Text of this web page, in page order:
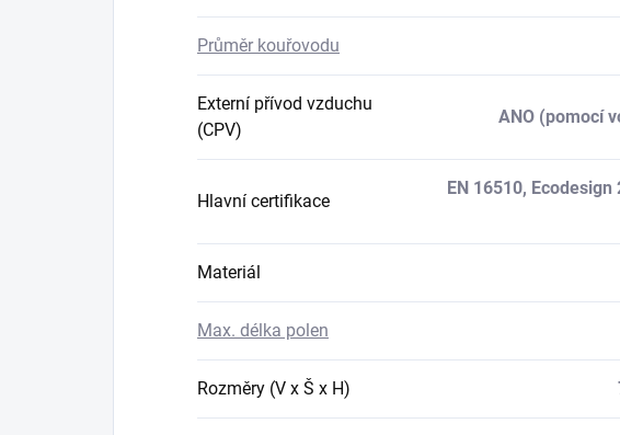
Průměr kouřovodu
Externí přívod vzduchu
(CPV)
ANO (pomocí
Hlavní certifikace
EN 16510, Ecodesign
Materiál
Max. délka polen
Rozměry (V x Š x H)